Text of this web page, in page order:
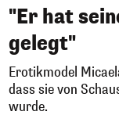
"Er hat
gelegt"
Erotikmodel
dass sie von
wurde.